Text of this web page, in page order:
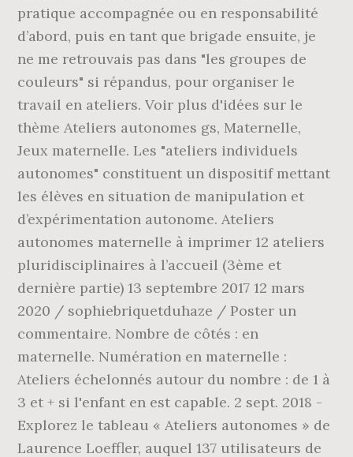
pratique accompagnée ou en responsabilité
d’abord, puis en tant que brigade ensuite, je
ne me retrouvais pas dans "les groupes de
couleurs" si répandus, pour organiser le
travail en ateliers. Voir plus d'idées sur le
thème Ateliers autonomes gs, Maternelle,
Jeux maternelle. Les "ateliers individuels
autonomes" constituent un dispositif mettant
les élèves en situation de manipulation et
d’expérimentation autonome. Ateliers
autonomes maternelle à imprimer 12 ateliers
pluridisciplinaires à l’accueil (3ème et
dernière partie) 13 septembre 2017 12 mars
2020 / sophiebriquetduhaze / Poster un
commentaire. Nombre de côtés : en
maternelle. Numération en maternelle :
Ateliers échelonnés autour du nombre : de 1 à
3 et + si l'enfant en est capable. 2 sept. 2018 -
Explorez le tableau « Ateliers autonomes » de
Laurence Loeffler, auquel 137 utilisateurs de